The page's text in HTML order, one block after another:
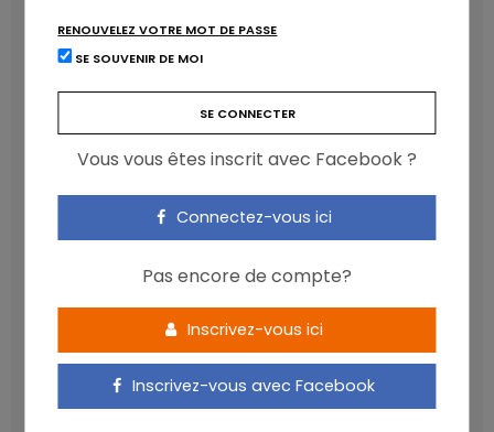
Les anthocyanines bénéfiques pour la santé
cardiométabolique
NICOLAS GUGGENBÜHL
RENOUVELEZ VOTRE MOT DE PASSE
SE SOUVENIR DE MOI
Vous vous êtes inscrit avec Facebook ?
Connectez-vous ici
Pas encore de compte?
Inscrivez-vous ici
Inscrivez-vous avec Facebook